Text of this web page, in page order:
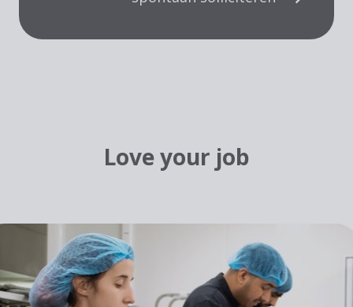
Love your job